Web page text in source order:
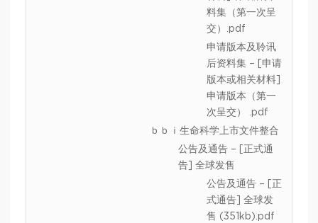
料集（第一次呈
交）.pdf
申请版本及聆讯
后资料集 – [申请
版本或相关材料]
申请版本（第一
次呈交） .pdf
ｂｂｉ生命科学上市文件整合
公告及通告 – [正式通
告] 全球发售
公告及通告 – [正
式通告] 全球发
售 (351kb).pdf